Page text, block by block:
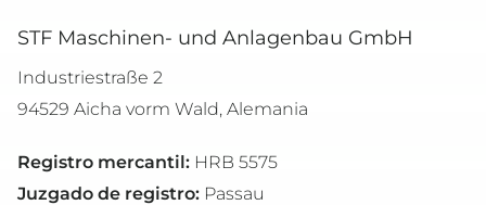
STF Maschinen- und Anlagenbau GmbH
Industriestraße 2
94529 Aicha vorm Wald, Alemania
Registro mercantil: HRB 5575
Juzgado de registro: Passau